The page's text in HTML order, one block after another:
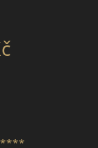
****